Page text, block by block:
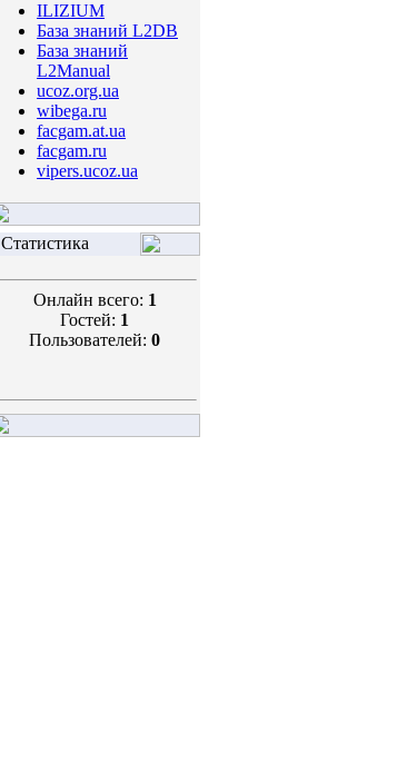
ILIZIUM
База знаний L2DB
База знаний
L2Manual
ucoz.org.ua
wibega.ru
facgam.at.ua
facgam.ru
vipers.ucoz.ua
Статистика
Онлайн всего: 1
Гостей: 1
Пользователей: 0